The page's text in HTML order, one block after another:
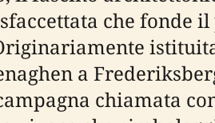
che fonde
a
chiamata